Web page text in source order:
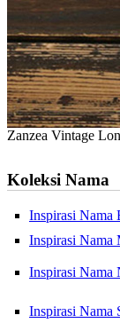
Zanzea Vintage
Koleksi Nama
Inspirasi Nama
Inspirasi Nama